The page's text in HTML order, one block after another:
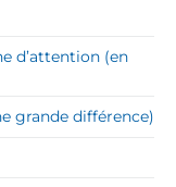
d’attention (en
grande différence)